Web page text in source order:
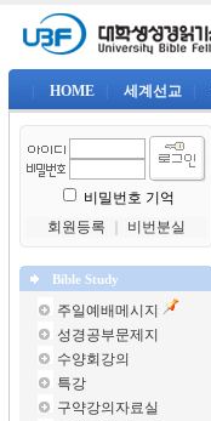
HOME 세계선교
비밀번호 기억
회원등록
비번분실
Bible Study
주일예배메시지
성경공부문제지
수양회강의
특강
구약강의자료실